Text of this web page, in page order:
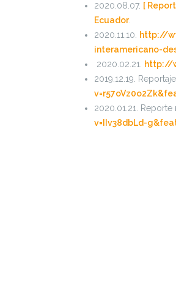
2020.08.07. [
Ecuador.
2020.11.10. http://
interamericano-
2020.02.21. http://
2019.12.19.
2020.01.21.
v=IIv38dbLd-